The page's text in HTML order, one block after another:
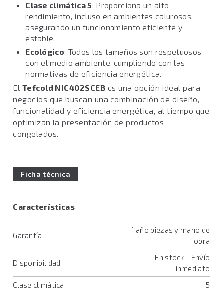
Clase climática 5: Proporciona un alto
rendimiento, incluso en ambientes calurosos,
asegurando un funcionamiento eficiente y
estable.
Ecológico: Todos los tamaños son respetuosos
con el medio ambiente, cumpliendo con las
normativas de eficiencia energética.
El Tefcold NIC402SCEB es una opción ideal para
negocios que buscan una combinación de diseño,
funcionalidad y eficiencia energética, al tiempo que
optimizan la presentación de productos
congelados.
Ficha técnica
Características
Garantía:
1 año piezas y mano de
obra
Disponibilidad:
En stock - Envío
inmediato
Clase climática:
5